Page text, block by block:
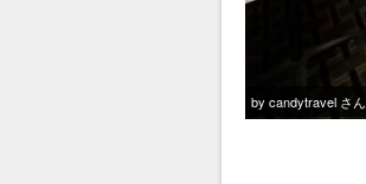
by candytravel さん